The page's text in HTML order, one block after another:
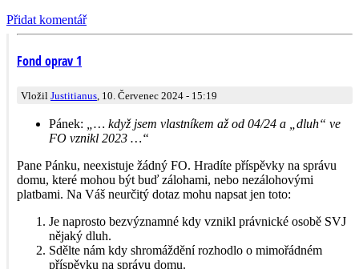
Přidat komentář
Fond oprav 1
Vložil Justitianus, 10. Červenec 2024 - 15:19
Pánek: „… když jsem vlastníkem až od 04/24 a „dluh“ ve
FO vznikl 2023 …“
Pane Pánku, neexistuje žádný FO. Hradíte příspěvky na správu
domu, které mohou být buď zálohami, nebo nezálohovými
platbami. Na Váš neurčitý dotaz mohu napsat jen toto:
Je naprosto bezvýznamné kdy vznikl právnické osobě SVJ
nějaký dluh.
Sdělte nám kdy shromáždění rozhodlo o mimořádném
příspěvku na správu domu.